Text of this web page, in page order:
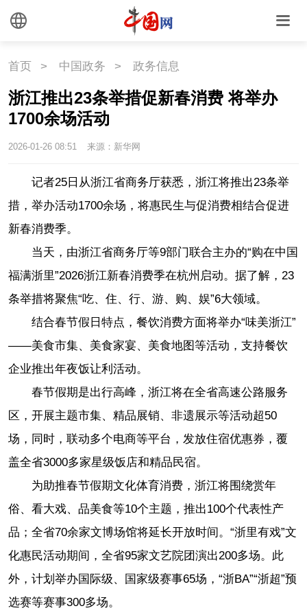
心理
首页 > 中国政务 > 政务信息
浙江推出23条举措促新春消费 将举办
1700余场活动
2026-01-26 08:51 来源：新华网
记者25日从浙江省商务厅获悉，浙江将推出23条举
措，举办活动1700余场，将惠民生与促消费相结合促进
新春消费季。
当天，由浙江省商务厅等9部门联合主办的“购在中国
福满浙里”2026浙江新春消费季在杭州启动。据了解，23
条举措将聚焦“吃、住、行、游、购、娱”6大领域。
结合春节假日特点，餐饮消费方面将举办“味美浙江”
——美食市集、美食家宴、美食地图等活动，支持餐饮
企业推出年夜饭让利活动。
春节假期是出行高峰，浙江将在全省高速公路服务
区，开展主题市集、精品展销、非遗展示等活动超50
场，同时，联动多个电商等平台，发放住宿优惠券，覆
盖全省3000多家星级饭店和精品民宿。
为助推春节假期文化体育消费，浙江将围绕赏年
俗、看大戏、品美食等10个主题，推出100个代表性产
品；全省70余家文博场馆将延长开放时间。“浙里有戏”文
化惠民活动期间，全省95家文艺院团演出200多场。此
外，计划举办国际级、国家级赛事65场，“浙BA”“浙超”预
选赛等赛事300多场。